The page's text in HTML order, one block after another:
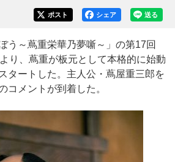
送る
シェア
ポスト
う～蔦重栄華乃夢噺～」の第17回
り、蔦重が板元として本格的に始動
タートした。主人公・蔦屋重三郎を
コメントが到着した。